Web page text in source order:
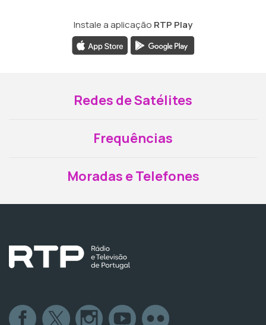
Instale a aplicação RTP Play
Redes de Satélites
Frequências
Moradas e Telefones